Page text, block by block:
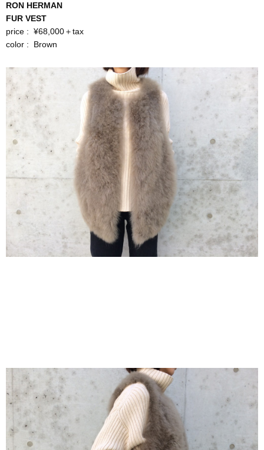
RON HERMAN
FUR VEST
price : ¥68,000＋tax
color : Brown